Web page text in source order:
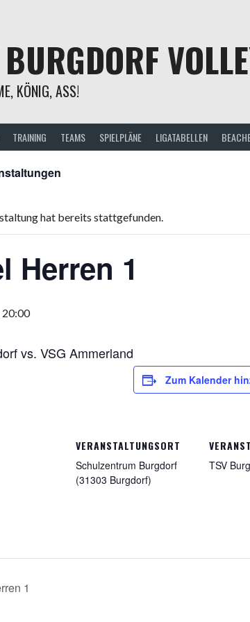
KÖNIG, ASS!
TRAINING TEAMS SPIELPLÄNE LIGATABELLEN
hat bereits stattgefunden.
Herren 1
20:00
vs. VSG Ammerland
Zum Kalender
VERANSTALTUNGSORT
Schulzentrum Burgdorf
(31303 Burgdorf)
TSV
1